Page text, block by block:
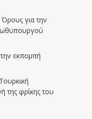
για την
εκπομπή
της φρίκης του